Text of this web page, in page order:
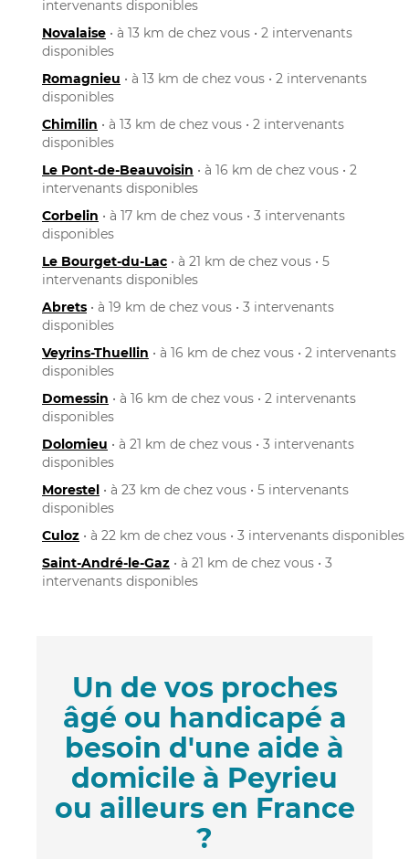
intervenants disponibles
Novalaise • à 13 km de chez vous • 2 intervenants
disponibles
Romagnieu • à 13 km de chez vous • 2 intervenants
disponibles
Chimilin • à 13 km de chez vous • 2 intervenants
disponibles
Le Pont-de-Beauvoisin • à 16 km de chez vous • 2
intervenants disponibles
Corbelin • à 17 km de chez vous • 3 intervenants
disponibles
Le Bourget-du-Lac • à 21 km de chez vous • 5
intervenants disponibles
Abrets • à 19 km de chez vous • 3 intervenants
disponibles
Veyrins-Thuellin • à 16 km de chez vous • 2 intervenants
disponibles
Domessin • à 16 km de chez vous • 2 intervenants
disponibles
Dolomieu • à 21 km de chez vous • 3 intervenants
disponibles
Morestel • à 23 km de chez vous • 5 intervenants
disponibles
Culoz • à 22 km de chez vous • 3 intervenants disponibles
Saint-André-le-Gaz • à 21 km de chez vous • 3
intervenants disponibles
Un de vos proches
âgé ou handicapé a
besoin d'une aide à
domicile à Peyrieu
ou ailleurs en France
?